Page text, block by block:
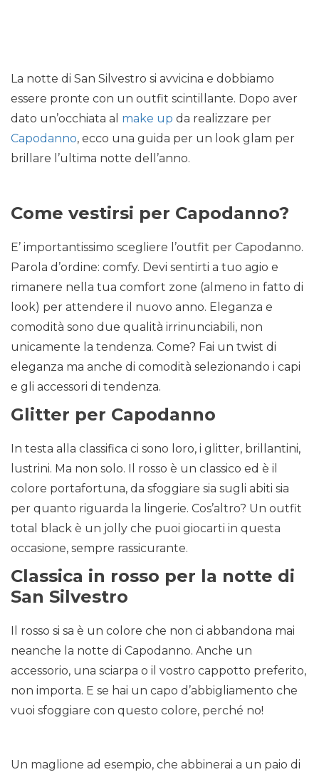
La notte di San Silvestro si avvicina e dobbiamo
essere pronte con un outfit scintillante. Dopo aver
dato un’occhiata al make up da realizzare per
Capodanno, ecco una guida per un look glam per
brillare l’ultima notte dell’anno.
Come vestirsi per Capodanno?
E’ importantissimo scegliere l’outfit per Capodanno.
Parola d’ordine: comfy. Devi sentirti a tuo agio e
rimanere nella tua comfort zone (almeno in fatto di
look) per attendere il nuovo anno. Eleganza e
comodità sono due qualità irrinunciabili, non
unicamente la tendenza. Come? Fai un twist di
eleganza ma anche di comodità selezionando i capi
e gli accessori di tendenza.
Glitter per Capodanno
In testa alla classifica ci sono loro, i glitter, brillantini,
lustrini. Ma non solo. Il rosso è un classico ed è il
colore portafortuna, da sfoggiare sia sugli abiti sia
per quanto riguarda la lingerie. Cos’altro? Un outfit
total black è un jolly che puoi giocarti in questa
occasione, sempre rassicurante.
Classica in rosso per la notte di
San Silvestro
Il rosso si sa è un colore che non ci abbandona mai
neanche la notte di Capodanno. Anche un
accessorio, una sciarpa o il vostro cappotto preferito,
non importa. E se hai un capo d’abbigliamento che
vuoi sfoggiare con questo colore, perché no!
Un maglione ad esempio, che abbinerai a un paio di